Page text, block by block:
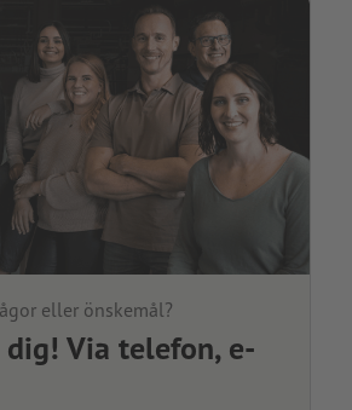
eller önskemål?
Via telefon, e-